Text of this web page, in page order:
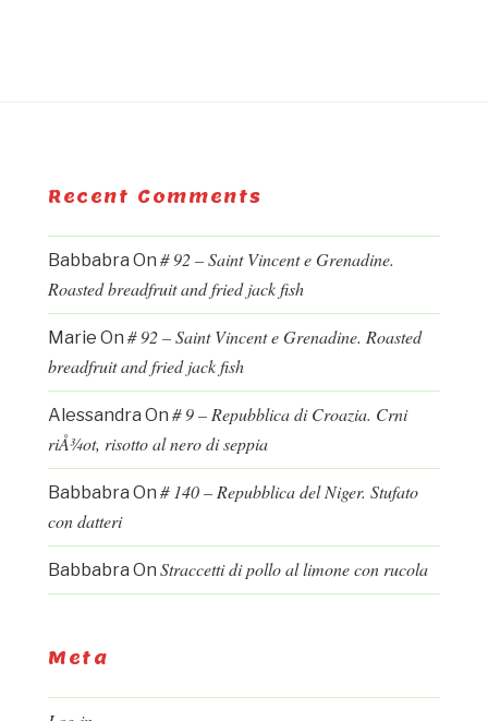
Recent Comments
Babbabra On # 92 – Saint Vincent e Grenadine.
Roasted breadfruit and fried jack fish
Marie On # 92 – Saint Vincent e Grenadine. Roasted
breadfruit and fried jack fish
Alessandra On # 9 – Repubblica di Croazia. Crni
riÅ¾ot, risotto al nero di seppia
Babbabra On # 140 – Repubblica del Niger. Stufato
con datteri
Babbabra On Straccetti di pollo al limone con rucola
Meta